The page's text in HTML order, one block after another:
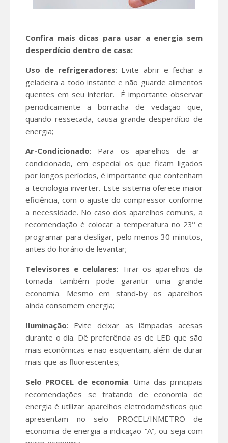
Confira mais dicas para usar a energia sem
desperdício dentro de casa:
Uso de refrigeradores: Evite abrir e fechar a
geladeira a todo instante e não guarde alimentos
quentes em seu interior. É importante observar
periodicamente a borracha de vedação que,
quando ressecada, causa grande desperdício de
energia;
Ar-Condicionado: Para os aparelhos de ar-
condicionado, em especial os que ficam ligados
por longos períodos, é importante que contenham
a tecnologia inverter. Este sistema oferece maior
eficiência, com o ajuste do compressor conforme
a necessidade. No caso dos aparelhos comuns, a
recomendação é colocar a temperatura no 23º e
programar para desligar, pelo menos 30 minutos,
antes do horário de levantar;
Televisores e celulares: Tirar os aparelhos da
tomada também pode garantir uma grande
economia. Mesmo em stand-by os aparelhos
ainda consomem energia;
Iluminação: Evite deixar as lâmpadas acesas
durante o dia. Dê preferência as de LED que são
mais econômicas e não esquentam, além de durar
mais que as fluorescentes;
Selo PROCEL de economia: Uma das principais
recomendações se tratando de economia de
energia é utilizar aparelhos eletrodomésticos que
apresentam no selo PROCEL/INMETRO de
economia de energia a indicação “A”, ou seja com